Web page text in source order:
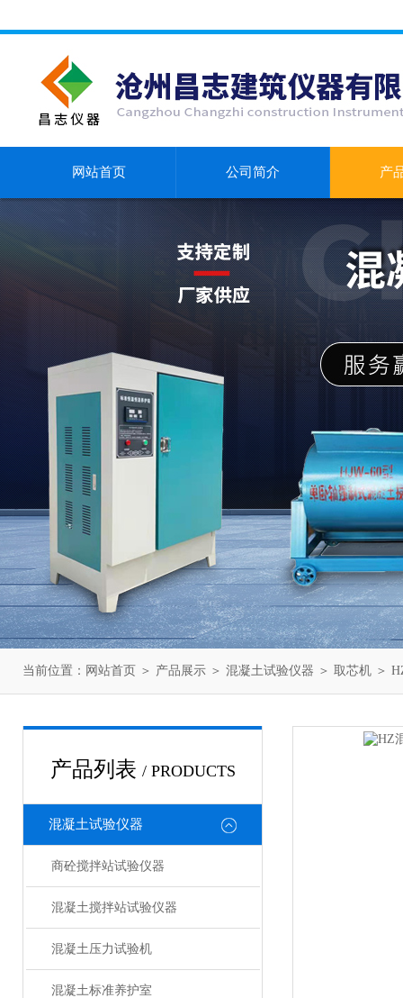
网站首页 公司简介 产
当前位置： 网站首页 ＞ 产品展示 ＞ 混凝土试验仪器 ＞ 取芯机 ＞
产品列表 / PRODUCTS
混凝土试验仪器
商砼搅拌站试验仪器
混凝土搅拌站试验仪器
混凝土压力试验机
混凝土标准养护室